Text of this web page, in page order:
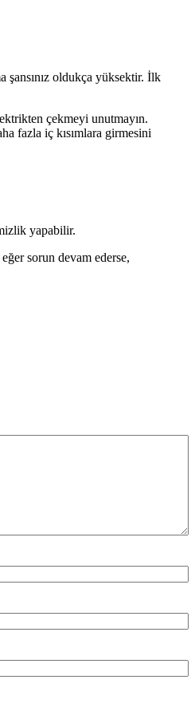
şansınız oldukça yüksektir. İlk
çekmeyi unutmayın.
fazla iç kısımlara girmesini
yapabilir.
sorun devam ederse,